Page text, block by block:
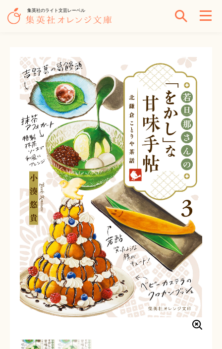
集英社のライト文芸レーベル